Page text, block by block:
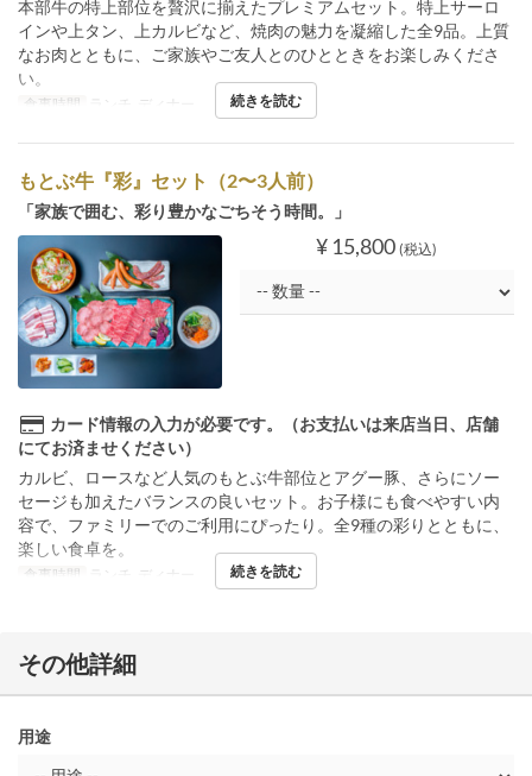
本部牛の特上部位を贅沢に揃えたプレミアムセット。特上サーロ
インや上タン、上カルビなど、焼肉の魅力を凝縮した全9品。上質
なお肉とともに、ご家族やご友人とのひとときをお楽しみくださ
い。
食事時間 ランチ, ディナー 続きを読む
もとぶ牛『彩』セット（2〜3人前）
「家族で囲む、彩り豊かなごちそう時間。」
¥ 15,800 (税込)
カード情報の入力が必要です。（お支払いは来店当日、店舗
にてお済ませください）
カルビ、ロースなど人気のもとぶ牛部位とアグー豚、さらにソー
セージも加えたバランスの良いセット。お子様にも食べやすい内
容で、ファミリーでのご利用にぴったり。全9種の彩りとともに、
楽しい食卓を。
食事時間 ランチ, ディナー 続きを読む
その他詳細
用途